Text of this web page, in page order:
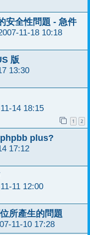
安全性問題 - 急件
11-18 10:18
版
13:30
14 18:15
1 2
plus?
17:12
11 12:00
所產生的問題
11-10 17:28